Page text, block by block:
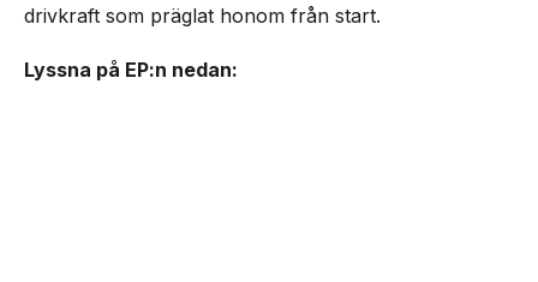
drivkraft som präglat honom från start.
Lyssna på EP:n nedan: